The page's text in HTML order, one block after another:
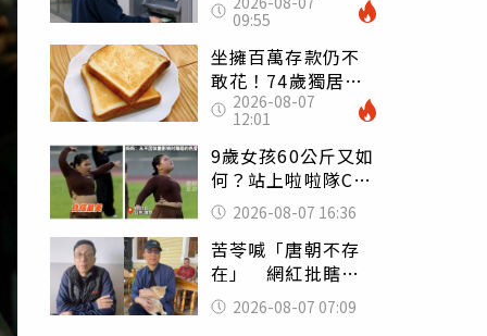
遭判刑」 律師：
搶錢先下手是罪
09:55
坐擁百萬存款仍不
敢花！74歲獨居翁
「1餐只吃1片吐
司」 半年後暴瘦
嚇壞女兒
2026-08-07
12:01
9歲女孩60公斤又如
何？站上啦啦隊C位
驚艷全場 千萬網
友被圈粉
2026-08-07 16:36
苦苓喊「唐朝不存
在」 網紅批瞎編
歷史：李白、杜甫
用鮮卑文寫詩？
2026-08-07 07:09